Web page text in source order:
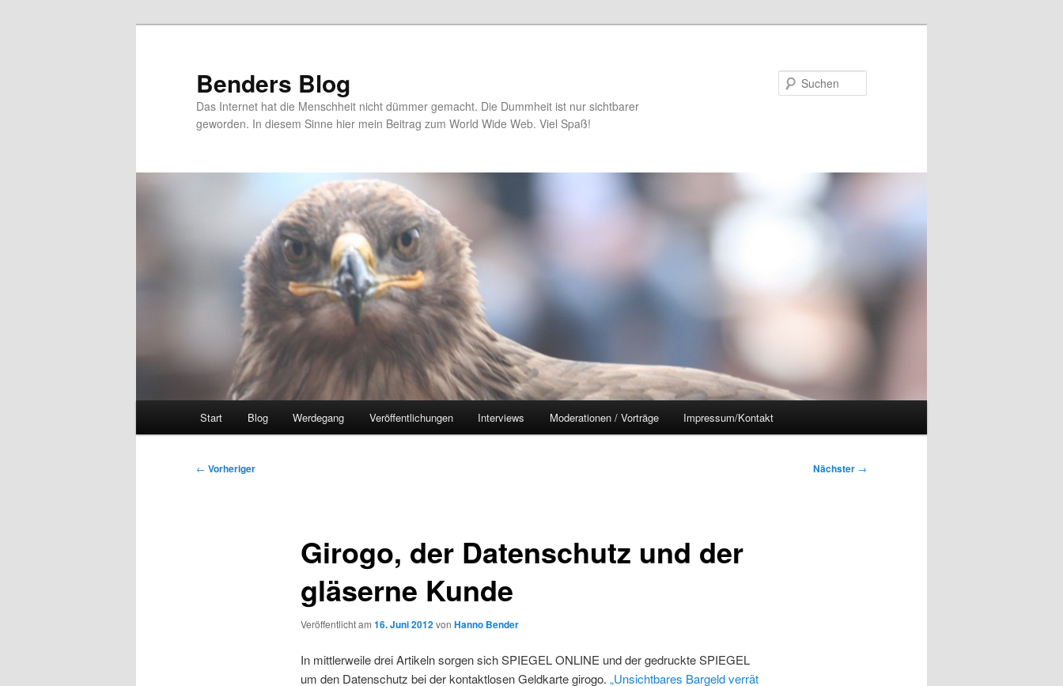
Benders Blog
Das Internet hat die Menschheit nicht dümmer gemacht. Die Dummheit ist nur sichtbarer
geworden. In diesem Sinne hier mein Beitrag zum World Wide Web. Viel Spaß!
Start Blog Werdegang Veröffentlichungen Interviews Moderationen / Vorträge Impressum/Kontakt
Beitragsnavigation
← Vorheriger Nächster →
Girogo, der Datenschutz und der
gläserne Kunde
Veröffentlicht am 16. Juni 2012von Hanno Bender
In mittlerweile drei Artikeln sorgen sich SPIEGEL ONLINE und der gedruckte SPIEGEL
um den Datenschutz bei der kontaktlosen Geldkarte girogo. „Unsichtbares Bargeld verrät